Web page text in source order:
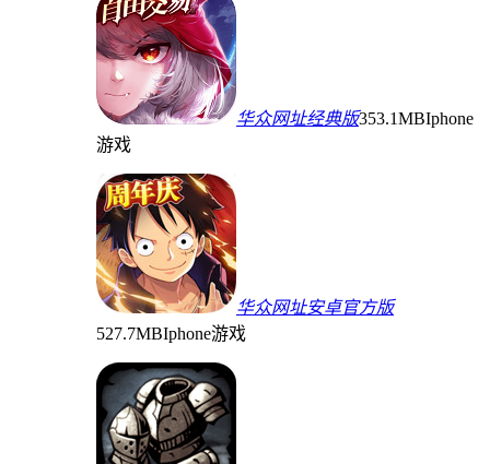
华众网址经典版353.1MBIphone
游戏
华众网址安卓官方版
527.7MBIphone游戏